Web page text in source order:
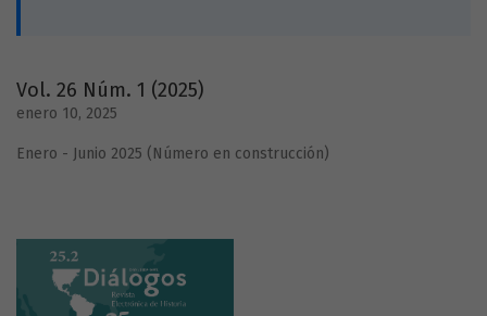
Vol. 26 Núm. 1 (2025)
enero 10, 2025
Enero - Junio 2025 (Número en construcción)